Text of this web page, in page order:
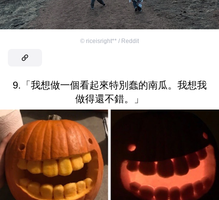
© riceisright** / Reddit
9.「我想做一個看起來特別蠢的南瓜。我想我
做得還不錯。」